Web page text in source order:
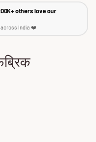
others love our
across India ❤️